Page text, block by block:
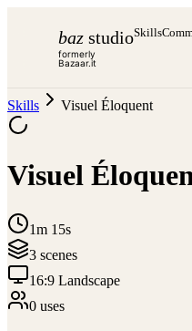
baz studio
formerly
Bazaar.it
Skills
Skills Visuel Éloquent
Visuel
1m 15s
3 scenes
16:9 Landscape
0 uses